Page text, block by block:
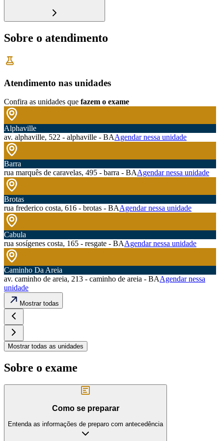
Sobre o atendimento
Atendimento nas unidades
Confira as unidades que fazem o exame
Alphaville
av. alphaville, 522 - alphaville - BAAgendar nessa unidade
Barra
rua marquês de caravelas, 495 - barra - BAAgendar nessa unidade
Brotas
rua frederico costa, 616 - brotas - BAAgendar nessa unidade
Cabula
rua sosígenes costa, 165 - resgate - BAAgendar nessa unidade
Caminho Da Areia
av. caminho de areia, 213 - caminho de areia - BAAgendar nessa
unidade
Mostrar todas
Mostrar todas as unidades
Sobre o exame
Como se preparar
Entenda as informações de preparo com antecedência